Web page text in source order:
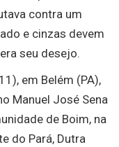
contra um
e cinzas devem
seu desejo.
em Belém (PA),
Manuel José Sena
de Boim, na
do Pará, Dutra